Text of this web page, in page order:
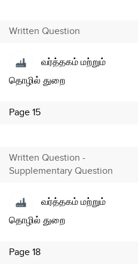
Written Question
வர்த்தகம் மற்றும்
தொழில் துறை
Page 15
Written Question -
Supplementary Question
வர்த்தகம் மற்றும்
தொழில் துறை
Page 18